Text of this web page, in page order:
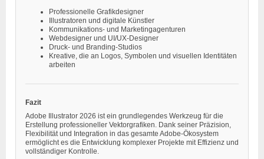
Professionelle Grafikdesigner
Illustratoren und digitale Künstler
Kommunikations- und Marketingagenturen
Webdesigner und UI/UX-Designer
Druck- und Branding-Studios
Kreative, die an Logos, Symbolen und visuellen Identitäten
arbeiten
Fazit
Adobe Illustrator 2026 ist ein grundlegendes Werkzeug für die
Erstellung professioneller Vektorgrafiken. Dank seiner Präzision,
Flexibilität und Integration in das gesamte Adobe-Ökosystem
ermöglicht es die Entwicklung komplexer Projekte mit Effizienz und
vollständiger Kontrolle.